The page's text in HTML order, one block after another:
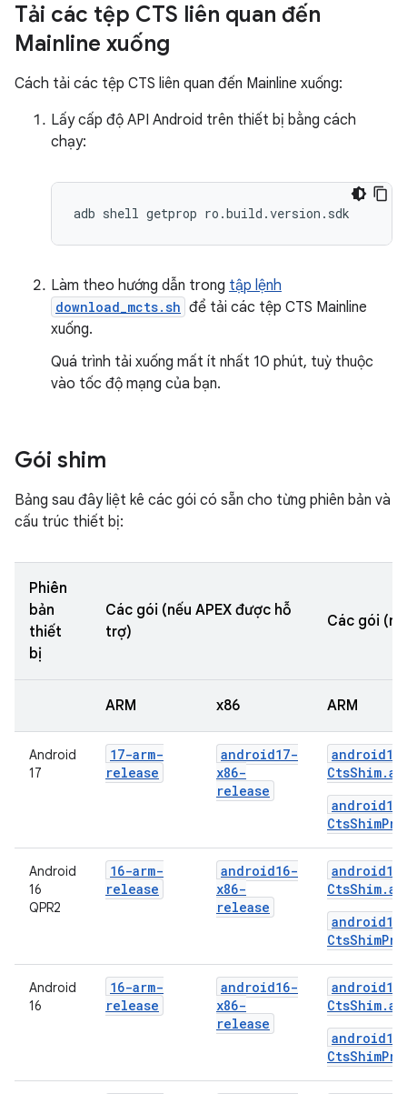
Tải các tệp CTS liên quan đến
Mainline xuống
Cách tải các tệp CTS liên quan đến Mainline xuống:
Lấy cấp độ API Android trên thiết bị bằng cách
chạy:
Làm theo hướng dẫn trong tập lệnh
download_mcts.sh để tải các tệp CTS Mainline
xuống.
Quá trình tải xuống mất ít nhất 10 phút, tuỳ thuộc
vào tốc độ mạng của bạn.
Gói shim
Bảng sau đây liệt kê các gói có sẵn cho từng phiên bản và
cấu trúc thiết bị:
Phiên
bản
thiết
bị
Các gói (nếu APEX được hỗ
trợ)
Các gói
ARM x86 ARM
Android
17
17-arm-
release
android17-
x86-
release
Android
16
QPR2
16-arm-
release
android16-
x86-
release
Android
16
16-arm-
release
android16-
x86-
release